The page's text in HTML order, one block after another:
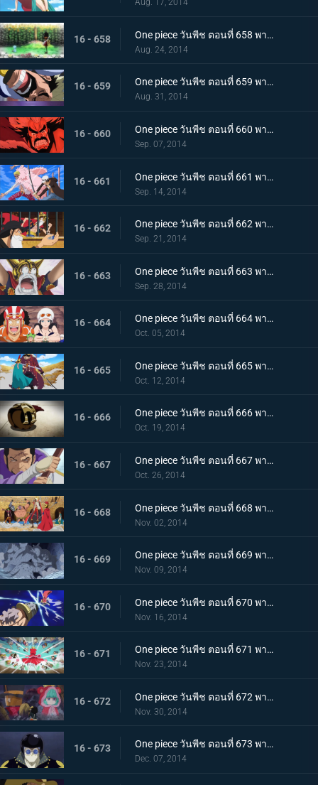
Aug. 17, 2014
16 - 658 One piece วันพีช ตอนที่ 658 พากย์ไทย ตกตะลึง! ร่างที่แท้จริงของทหารของเล่น!
Aug. 24, 2014
16 - 659 One piece วันพีช ตอนที่ 659 พากย์ไทย อดีตอันน่าขนลุก! ความลับของเดรสโรซ่า
Aug. 31, 2014
16 - 660 One piece วันพีช ตอนที่ 660 พากย์ไทย ฝันร้าย! คืนแห่งโศกนาฏกรรมของเดรสโรซ่า
Sep. 07, 2014
16 - 661 One piece วันพีช ตอนที่ 661 พากย์ไทย การตัดสินระหว่างเทพโจรสลัด ลอว์ ปะทะ โดฟลามิงโก้
Sep. 14, 2014
16 - 662 One piece วันพีช ตอนที่ 662 พากย์ไทย สองผู้ยิ่งใหญ่มาเจอกัน! หมวกฟาง กับ ปีศาจสวรรค์
Sep. 21, 2014
16 - 663 One piece วันพีช ตอนที่ 663 พากย์ไทย ลูฟี่ตกตะลึง ชายผู้สานต่อเจตนารมณ์ของเอส
Sep. 28, 2014
16 - 664 One piece วันพีช ตอนที่ 664 พากย์ไทย เริ่มแผนการ SOP อุโซแลนด์บุกโจมตี
Oct. 05, 2014
16 - 665 One piece วันพีช ตอนที่ 665 พากย์ไทย ความรู้สึกอันเร่าร้อน รีเบคก้า ปะทะ สุไลมาน
Oct. 12, 2014
16 - 666 One piece วันพีช ตอนที่ 666 พากย์ไทย ได้ตัวผู้ชนะ!? บทสรุปของบล็อก D ที่น่าตะลึง
Oct. 19, 2014
16 - 667 One piece วันพีช ตอนที่ 667 พากย์ไทย การตัดสินใจของพลเรือเอก ฟูจิโทระ ปะทะ โดฟลามิงโก้
Oct. 26, 2014
16 - 668 One piece วันพีช ตอนที่ 668 พากย์ไทย เปิดศึกตัดสิน วีรบุรุษไดอาเมนเต้ออกโรง
Nov. 02, 2014
16 - 669 One piece วันพีช ตอนที่ 669 พากย์ไทย ปราสาทขยับได้! สุดยอดผู้บริหารพีก้าปรากฏตัว!
Nov. 09, 2014
16 - 670 One piece วันพีช ตอนที่ 670 พากย์ไทย ระเบิดกรงเล็บมังกร! ท่าโจมตีสุดอันตรายของลูซี่!
Nov. 16, 2014
16 - 671 One piece วันพีช ตอนที่ 671 พากย์ไทย จัดการชูการ์ กองทัพคนแคระบุกจู่โจม!
Nov. 23, 2014
16 - 672 One piece วันพีช ตอนที่ 672 พากย์ไทย ความหวังสุดท้าย ความลับของท่านหัวหน้า!
Nov. 30, 2014
16 - 673 One piece วันพีช ตอนที่ 673 พากย์ไทย มนุษย์พั้งค์ กลาดิอุสระเบิดครั้งใหญ่!
Dec. 07, 2014